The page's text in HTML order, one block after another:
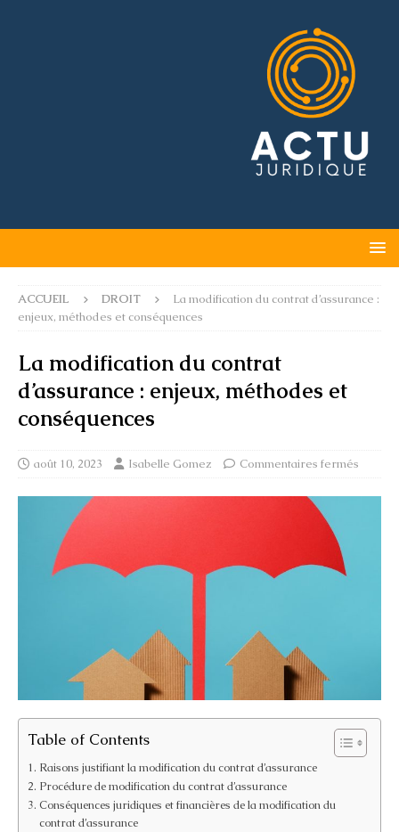
ACCUEIL DROIT
La modification du contrat d’assurance :
enjeux, méthodes et conséquences
La modification du contrat
d’assurance : enjeux, méthodes et
conséquences
août 10, 2023 Isabelle Gomez Commentaires fermés
Table of Contents
Raisons justifiant la modification du contrat d’assurance
Procédure de modification du contrat d’assurance
Conséquences juridiques et financières de la modification du
contrat d’assurance